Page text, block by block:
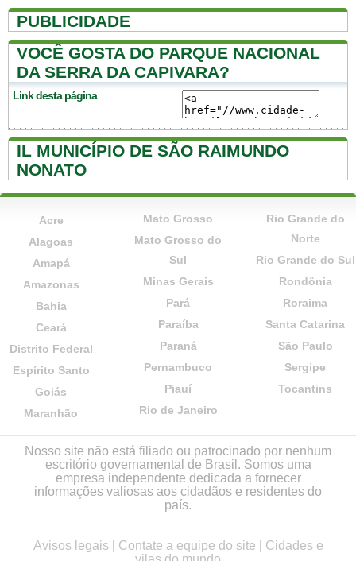
PUBLICIDADE
VOCÊ GOSTA DO PARQUE NACIONAL
DA SERRA DA CAPIVARA?
Link desta página
IL MUNICÍPIO DE SÃO RAIMUNDO
NONATO
Acre
Alagoas
Amapá
Amazonas
Bahia
Ceará
Distrito Federal
Espírito Santo
Goiás
Maranhão
Mato Grosso
Mato Grosso do
Sul
Minas Gerais
Pará
Paraíba
Paraná
Pernambuco
Piauí
Rio de Janeiro
Rio Grande do
Norte
Rio Grande do Sul
Rondônia
Roraima
Santa Catarina
São Paulo
Sergipe
Tocantins
Nosso site não está filiado ou patrocinado por nenhum
escritório governamental de Brasil. Somos uma
empresa independente dedicada a fornecer
informações valiosas aos cidadãos e residentes do
país.
Avisos legais Contate a equipe do site
Cidades e